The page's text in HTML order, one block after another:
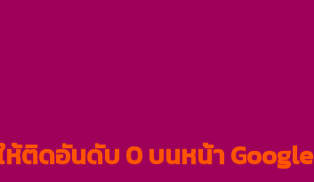
ห้ติดอันดับ 0 บนหน้า Google